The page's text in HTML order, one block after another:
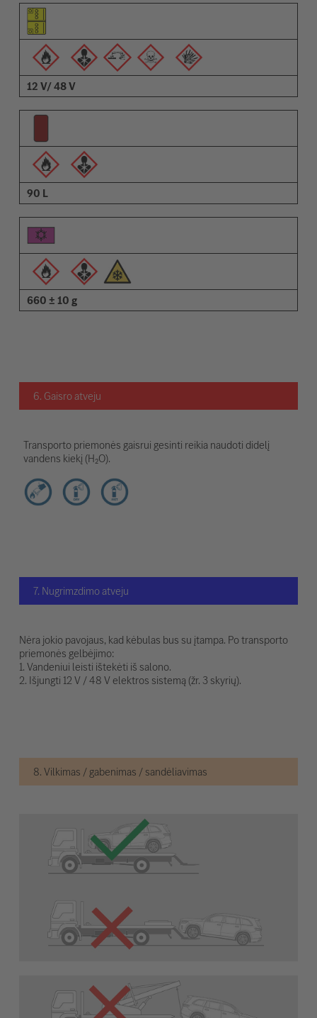
Elemento piktograma
Įspėjimų piktogramos
Aprašymas
12 V/ 48 V
90 L
660 ± 10 g
6. Gaisro atveju
Transporto priemonės gaisrui gesinti reikia naudoti didelį
vandens kiekį (H₂O).
7. Nugrimzdimo atveju
Nėra jokio pavojaus, kad kėbulas bus su įtampa. Po transporto
priemonės gelbėjimo:
1. Vandeniui leisti ištekėti iš salono.
2. Išjungti 12 V / 48 V elektros sistemą (žr. 3 skyrių).
8. Vilkimas / gabenimas / sandėliavimas